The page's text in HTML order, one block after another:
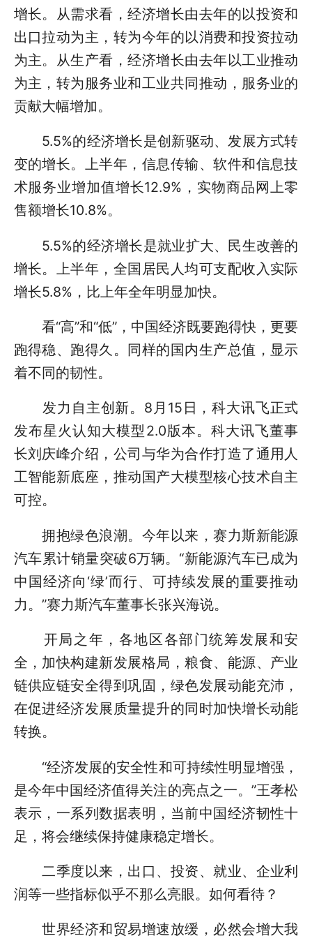
增长。从需求看，经济增长由去年的以投资和
出口拉动为主，转为今年的以消费和投资拉动
为主。从生产看，经济增长由去年以工业推动
为主，转为服务业和工业共同推动，服务业的
贡献大幅增加。
5.5%的经济增长是创新驱动、发展方式转
变的增长。上半年，信息传输、软件和信息技
术服务业增加值增长12.9%，实物商品网上零
售额增长10.8%。
5.5%的经济增长是就业扩大、民生改善的
增长。上半年，全国居民人均可支配收入实际
增长5.8%，比上年全年明显加快。
看“高”和“低”，中国经济既要跑得快，更要
跑得稳、跑得久。同样的国内生产总值，显示
着不同的韧性。
发力自主创新。8月15日，科大讯飞正式
发布星火认知大模型2.0版本。科大讯飞董事
长刘庆峰介绍，公司与华为合作打造了通用人
工智能新底座，推动国产大模型核心技术自主
可控。
拥抱绿色浪潮。今年以来，赛力斯新能源
汽车累计销量突破6万辆。“新能源汽车已成为
中国经济向‘绿’而行、可持续发展的重要推动
力。”赛力斯汽车董事长张兴海说。
开局之年，各地区各部门统筹发展和安
全，加快构建新发展格局，粮食、能源、产业
链供应链安全得到巩固，绿色发展动能充沛，
在促进经济发展质量提升的同时加快增长动能
转换。
“经济发展的安全性和可持续性明显增强，
是今年中国经济值得关注的亮点之一。”王孝松
表示，一系列数据表明，当前中国经济韧性十
足，将会继续保持健康稳定增长。
二季度以来，出口、投资、就业、企业利
润等一些指标似乎不那么亮眼。如何看待？
世界经济和贸易增速放缓，必然会增大我